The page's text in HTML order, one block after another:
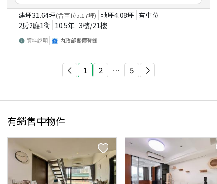
建坪31.64坪(含車位5.17坪) 地坪4.08坪 有車位
2房2廳1衛 10.5年 3樓/21樓
資料說明 內政部實價登錄
1 2 ⋯ 5
有銷售中物件